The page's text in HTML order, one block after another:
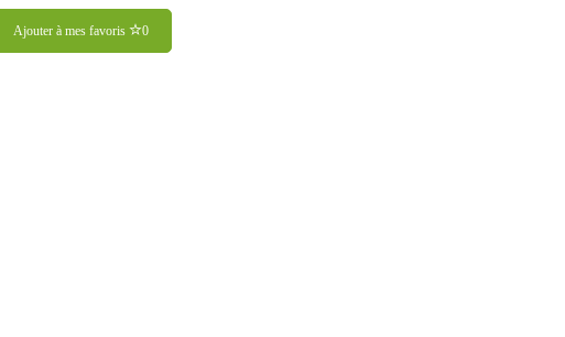
Ajouter à mes favoris 0